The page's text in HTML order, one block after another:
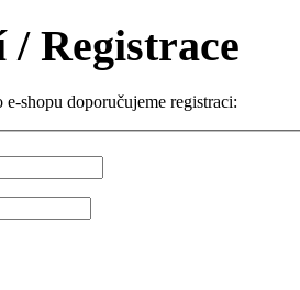
/ Registrace
e-shopu doporučujeme registraci: